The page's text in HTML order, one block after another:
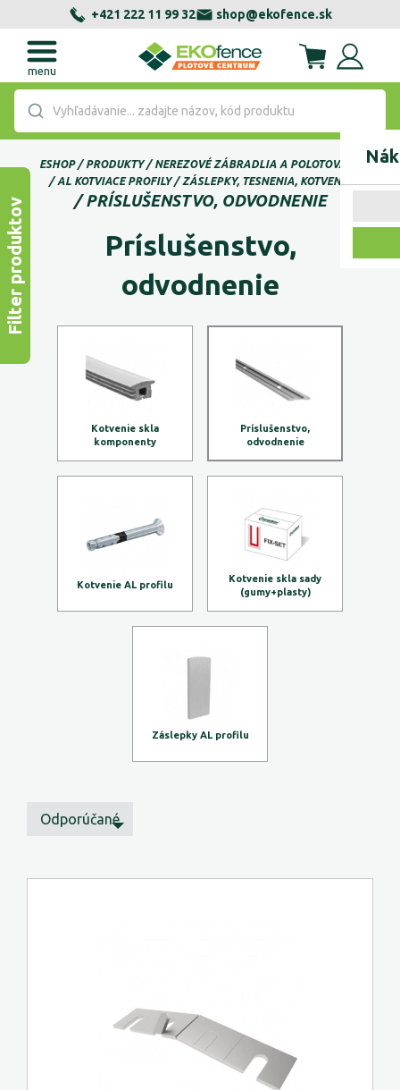
+421 222 11 99 32 shop@ekofence.sk
menu
Vyhľadávanie... zadajte názov, kód produktu
ESHOP PRODUKTY
NEREZOVÉ ZÁBRADLIA A POLOTOVARY
AL KOTVIACE PROFILY
ZÁSLEPKY, TESNENIA, KOTVENIE
PRÍSLUŠENSTVO, ODVODNENIE
Príslušenstvo,
odvodnenie
Kotvenie skla
komponenty
Príslušenstvo,
odvodnenie
Kotvenie AL profilu
Kotvenie skla sady
(gumy+plasty)
Záslepky AL profilu
Filter produktov
Odporúčané